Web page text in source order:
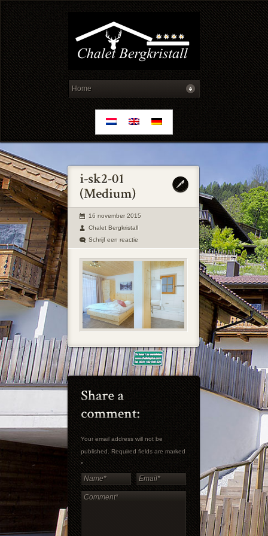
16 november 2015
Chalet Bergkristall
Schrijf een reactie
Your email address will not be
published. Required fields are marked
*